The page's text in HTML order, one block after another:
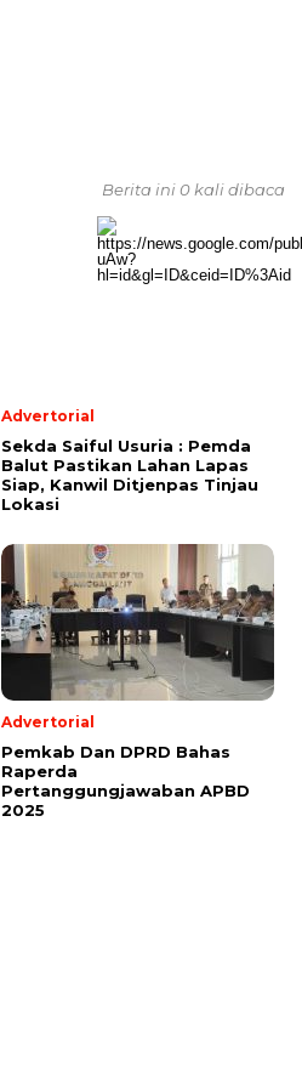
Berita ini 0 kali dibaca
Advertorial
Sekda Saiful Usuria : Pemda
Balut Pastikan Lahan Lapas
Siap, Kanwil Ditjenpas Tinjau
Lokasi
Advertorial
Pemkab Dan DPRD Bahas
Raperda
Pertanggungjawaban APBD
2025